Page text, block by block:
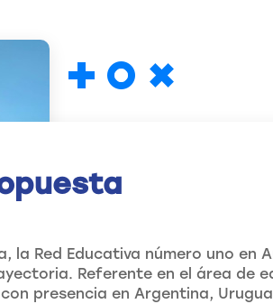
la Red Educativa número uno en
Referente en el área de
presencia en Argentina,